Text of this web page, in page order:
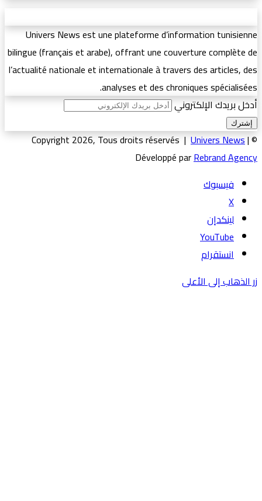
Univers News est une plateforme d’information tunisienne
bilingue (français et arabe), offrant une couverture complète de
l’actualité nationale et internationale à travers des articles, des
analyses et des chroniques spécialisées.
أدخل بريدك الإلكتروني
© Copyright 2026, Tous droits réservés |
Univers News|
Développé parRebrand Agency
فيسبوك
‫X
لينكدإن
‫YouTube
انستقرام
زر الذهاب إلى الأعلى